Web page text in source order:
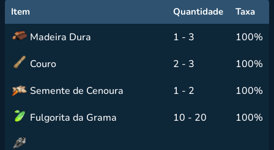
Item Quantidade Taxa
Madeira Dura 1 - 3
100%
Couro
2 - 3
100%
Semente de Cenoura
1 - 2
100%
Fulgorita da Grama
10 - 20 100%